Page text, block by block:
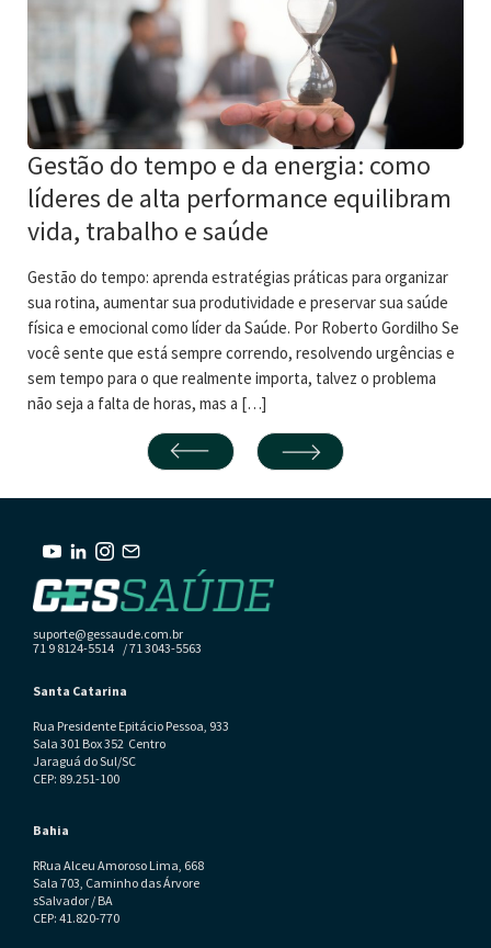
Gestão do tempo e da energia: como
líderes de alta performance equilibram
vida, trabalho e saúde
Gestão do tempo: aprenda estratégias práticas para organizar
sua rotina, aumentar sua produtividade e preservar sua saúde
física e emocional como líder da Saúde. Por Roberto Gordilho Se
você sente que está sempre correndo, resolvendo urgências e
sem tempo para o que realmente importa, talvez o problema
não seja a falta de horas, mas a […]
suporte@gessaude.com.br
71 9 8124-5514 / 71 3043-5563
Santa Catarina
Rua Presidente Epitácio Pessoa, 933
Sala 301 Box 352 Centro
Jaraguá do Sul/SC
CEP: 89.251-100
Bahia
RRua Alceu Amoroso Lima, 668
Sala 703, Caminho das Árvore
sSalvador / BA
CEP: 41.820-770